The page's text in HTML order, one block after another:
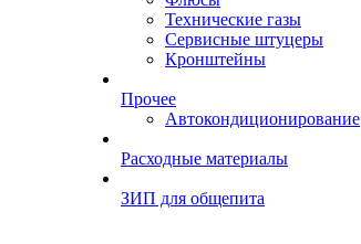
Технические газы
Сервисные штуцеры
Кронштейны
Прочее
Автокондиционирование
Расходные материалы
ЗИП для общепита